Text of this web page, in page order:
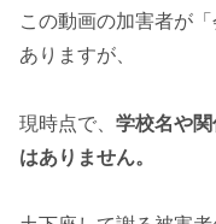
この動画の加害者が
ありますが、
現時点で、 学校名や
はありません。